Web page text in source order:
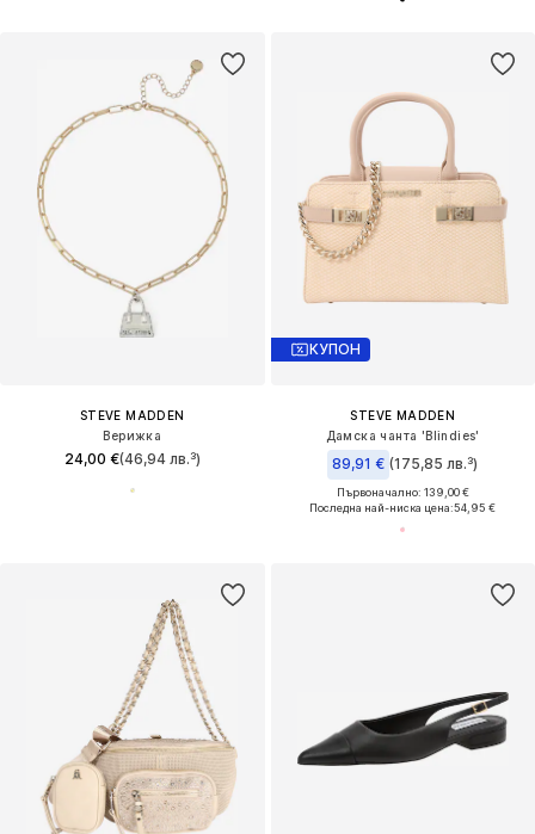
STEVE MADDEN
Верижка
24,00 €(46,94 лв.³)
КУПОН
STEVE MADDEN
Дамска чанта 'Blindies'
89,91 € (175,85 лв.³)
Първоначално: 139,00 €
Последна най-ниска цена:54,95 €